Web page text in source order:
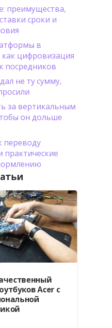
преимущества,
сроки и
в
как цифровизация
посредников
не ту сумму,
за вертикальным
он дольше
переводу
практические
Acer с